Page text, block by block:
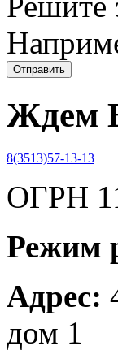
Ждем
8(3513)57-13-13
ОГРН
Режим
Адрес:
дом 1